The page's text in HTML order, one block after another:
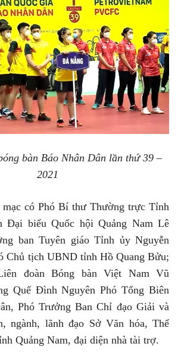
bàn Báo Nhân Dân lần thứ 39 –
2021
có Phó Bí thư Thường trực Tỉnh
Đại biểu Quốc hội Quảng Nam Lê
ban Tuyên giáo Tỉnh ủy Nguyễn
Chủ tịch UBND tỉnh Hồ Quang Bửu;
đoàn Bóng bàn Việt Nam Vũ
Quế Đình Nguyên Phó Tổng Biên
Phó Trưởng Ban Chỉ đạo Giải và
ngành, lãnh đạo Sở Văn hóa, Thể
Quảng Nam, đại diện nhà tài trợ.